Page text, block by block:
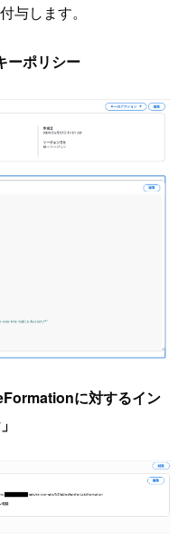
与します。
ーポリシー
に対するイン